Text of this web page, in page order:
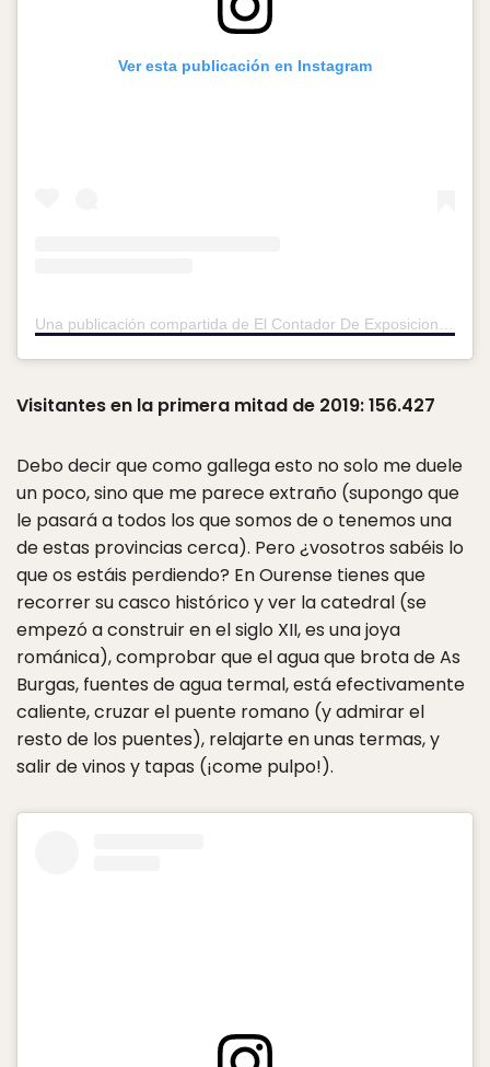
Ver esta publicación en Instagram
Una publicación compartida de El Contador De Exposiciones (@contadordeexposiciones)
Visitantes en la primera mitad de 2019: 156.427
Debo decir que como gallega esto no solo me duele
un poco, sino que me parece extraño (supongo que
le pasará a todos los que somos de o tenemos una
de estas provincias cerca). Pero ¿vosotros sabéis lo
que os estáis perdiendo? En Ourense tienes que
recorrer su casco histórico y ver la catedral (se
empezó a construir en el siglo XII, es una joya
románica), comprobar que el agua que brota de As
Burgas, fuentes de agua termal, está efectivamente
caliente, cruzar el puente romano (y admirar el
resto de los puentes), relajarte en unas termas, y
salir de vinos y tapas (¡come pulpo!).